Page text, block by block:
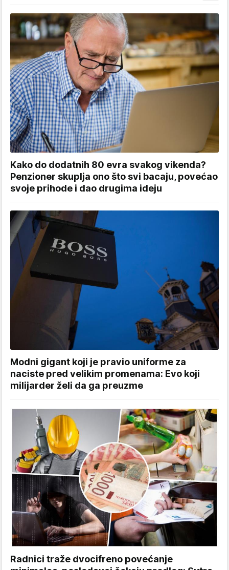
Kako do dodatnih 80 evra svakog vikenda?
Penzioner skuplja ono što svi bacaju, povećao
svoje prihode i dao drugima ideju
Modni gigant koji je pravio uniforme za
naciste pred velikim promenama: Evo koji
milijarder želi da ga preuzme
Radnici traže dvocifreno povećanje